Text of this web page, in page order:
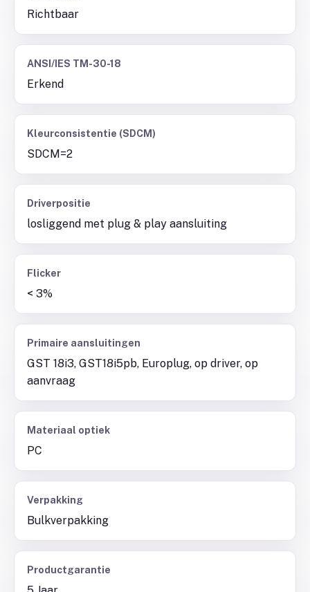
Richtbaar
ANSI/IES TM-30-18
Erkend
Kleurconsistentie (SDCM)
SDCM=2
Driverpositie
losliggend met plug & play aansluiting
Flicker
< 3%
Primaire aansluitingen
GST 18i3, GST18i5pb, Europlug, op driver, op
aanvraag
Materiaal optiek
PC
Verpakking
Bulkverpakking
Productgarantie